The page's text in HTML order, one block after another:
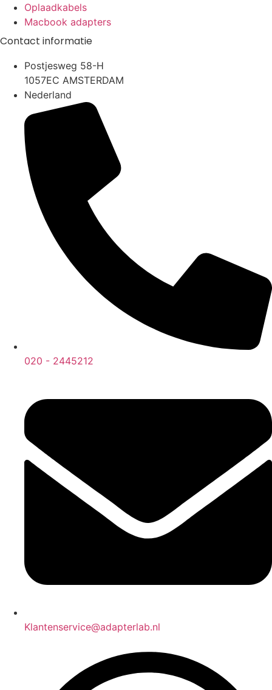
Oplaadkabels
Macbook adapters
Contact informatie
Postjesweg 58-H
1057EC AMSTERDAM
Nederland
020 - 2445212
Klantenservice@adapterlab.nl